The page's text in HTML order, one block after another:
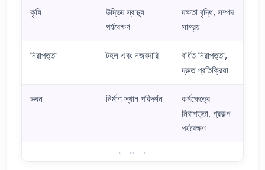
কৃষি
উদ্ভিদ স্বাস্থ্য
পর্যবেক্ষণ
দক্ষতা বৃদ্ধি, সম্পদ
সাশ্রয়
নিরাপত্তা টহল এবং নজরদারি
বর্ধিত নিরাপত্তা,
দ্রুত প্রতিক্রিয়া
ভবন নির্মাণ স্থান পরিদর্শন
কর্মক্ষেত্রে
নিরাপত্তা, প্রকল্প
পর্যবেক্ষণ